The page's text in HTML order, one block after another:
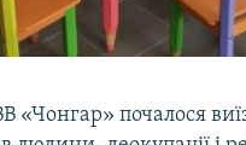
почалося